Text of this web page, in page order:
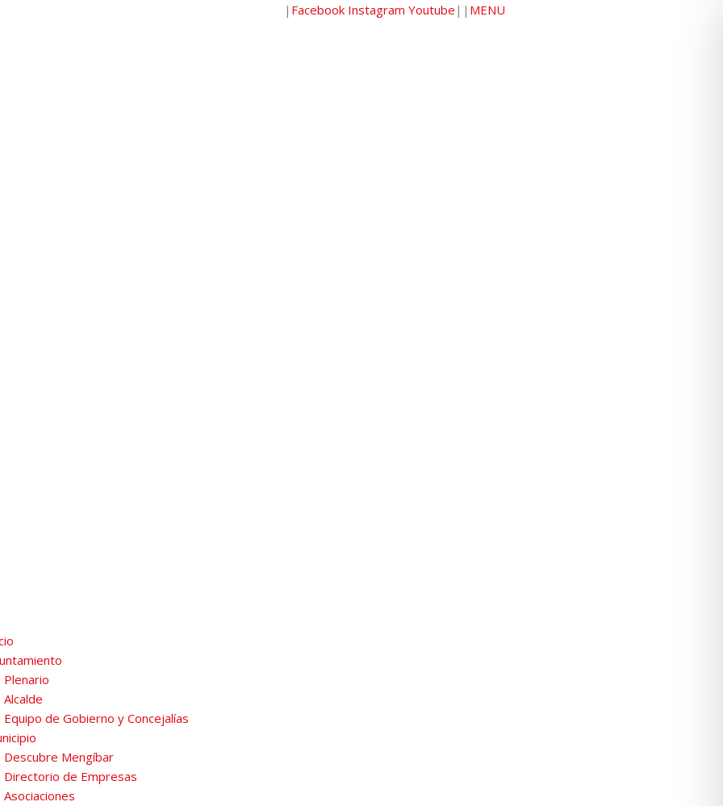
| Facebook Instagram Youtube | | MENU
Plenario
Alcalde
Equipo de Gobierno y Concejalías
Descubre Mengíbar
Directorio de Empresas
Asociaciones